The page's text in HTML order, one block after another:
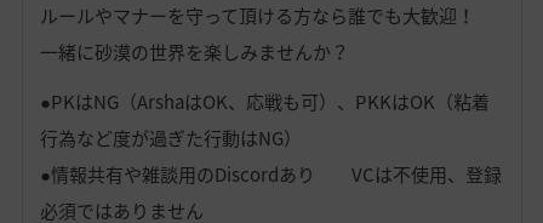
ルールやマナーを守って頂ける方なら誰でも大歓迎！
一緒に砂漠の世界を楽しみませんか？
●PKはNG（ArshaはOK、応戦も可）、PKKはOK（粘着
行為など度が過ぎた行動はNG）
●情報共有や雑談用のDiscordあり VCは不使用、登録
必須ではありません